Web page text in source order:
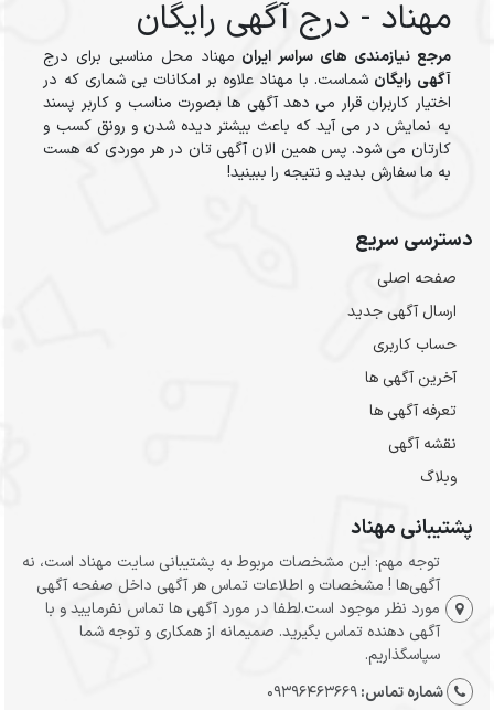
مهناد - درج آگهی رایگان
مرجع نیازمندی های سراسر ایران مهناد محل مناسبی برای درج
آگهی رایگان شماست. با مهناد علاوه بر امکانات بی شماری که در
اختیار کاربران قرار می دهد آگهی ها بصورت مناسب و کاربر پسند
به نمایش در می آید که باعث بیشتر دیده شدن و رونق کسب و
کارتان می شود. پس همین الان آگهی تان در هر موردی که هست
به ما سفارش بدید و نتیجه را ببینید!
دسترسی سریع
صفحه اصلی
ارسال‌ آگهی جدید
حساب کاربری
آخرین آگهی ها
تعرفه آگهی ها
نقشه آگهی
وبلاگ
پشتیبانی مهناد
توجه مهم: این مشخصات مربوط به پشتیبانی سایت مهناد است، نه
آگهی‌ها ! مشخصات و اطلاعات تماس هر آگهی داخل صفحه آگهی
مورد نظر موجود است.لطفا در مورد آگهی ها تماس نفرمایید و با
آگهی دهنده تماس بگیرید. صمیمانه از همکاری و توجه شما
سپاسگذاریم.
شماره تماس:09396463669